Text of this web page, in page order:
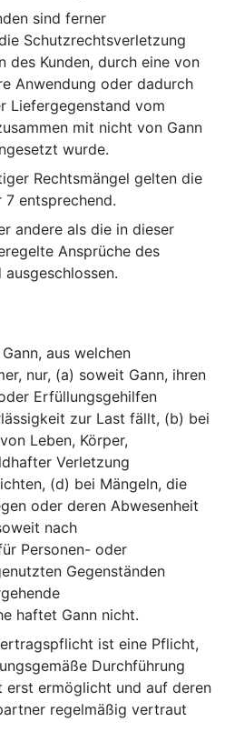
sind ferner
Schutzrechtsverletzung
des Kunden, durch eine von
Anwendung oder dadurch
Liefergegenstand vom
mit nicht von Gann
wurde.
Rechtsmängel gelten die
entsprechend.
andere als die in dieser
Ansprüche des
ausgeschlossen.
aus welchen
nur, (a) soweit Gann, ihren
Erfüllungsgehilfen
zur Last fällt, (b) bei
Leben, Körper,
Verletzung
(d) bei Mängeln, die
oder deren Abwesenheit
nach
Personen- oder
Gegenständen
haftet Gann nicht.
ist eine Pflicht,
Durchführung
erst ermöglicht und auf deren
regelmäßig vertraut